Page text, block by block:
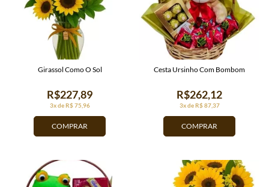
COMPRAR
3x de R$ 75,96
R$227,89
Girassol Como O Sol
COMPRAR
3x de R$ 87,37
R$262,12
Cesta Ursinho Com Bombom